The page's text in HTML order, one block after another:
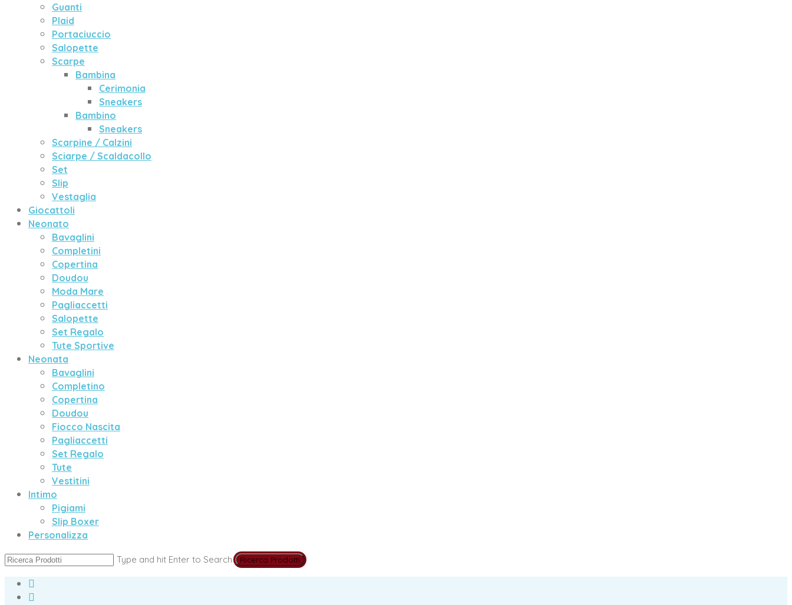
Guanti
Plaid
Portaciuccio
Salopette
Scarpe
Bambina
Cerimonia
Sneakers
Bambino
Sneakers
Scarpine / Calzini
Sciarpe / Scaldacollo
Set
Slip
Vestaglia
Giocattoli
Neonato
Bavaglini
Completini
Copertina
Doudou
Moda Mare
Pagliaccetti
Salopette
Set Regalo
Tute Sportive
Neonata
Bavaglini
Completino
Copertina
Doudou
Fiocco Nascita
Pagliaccetti
Set Regalo
Tute
Vestitini
Intimo
Pigiami
Slip Boxer
Personalizza
Type and hit Enter to Search